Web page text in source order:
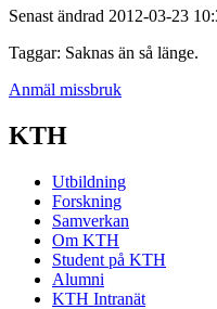
Senast ändrad 2012-03-23
Taggar: Saknas än så länge.
Anmäl missbruk
KTH
Utbildning
Forskning
Samverkan
Om KTH
Student på KTH
Alumni
KTH Intranät